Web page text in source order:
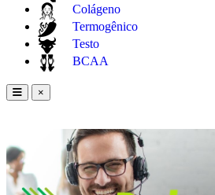
Colágeno
Termogênico
Testo
BCAA
×